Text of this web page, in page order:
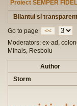
Proiect SEMPER
Bilantul si
Go to page
<<
Moderators: ex-ad,
Mihais, Resboiu
Author
Storm